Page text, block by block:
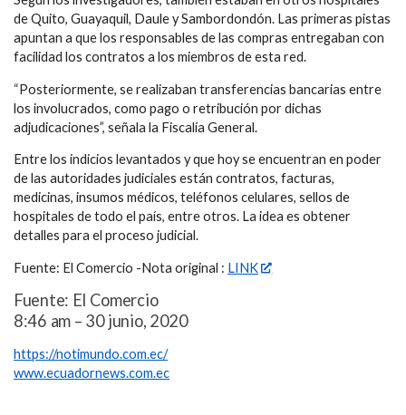
de Quito, Guayaquil, Daule y Sambordondón. Las primeras pistas
apuntan a que los responsables de las compras entregaban con
facilidad los contratos a los miembros de esta red.
“Posteriormente, se realizaban transferencias bancarias entre
los involucrados, como pago o retribución por dichas
adjudicaciones”, señala la Fiscalía General.
Entre los indicios levantados y que hoy se encuentran en poder
de las autoridades judiciales están contratos, facturas,
medicinas, insumos médicos, teléfonos celulares, sellos de
hospitales de todo el país, entre otros. La idea es obtener
detalles para el proceso judicial.
Fuente: El Comercio -Nota original : LINK
Fuente: El Comercio
8:46 am – 30 junio, 2020
https://notimundo.com.ec/
www.ecuadornews.com.ec